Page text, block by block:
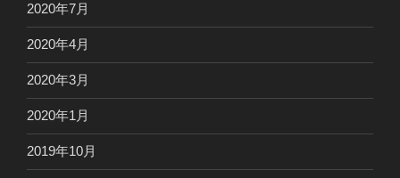
2020年7月
2020年4月
2020年3月
2020年1月
2019年10月